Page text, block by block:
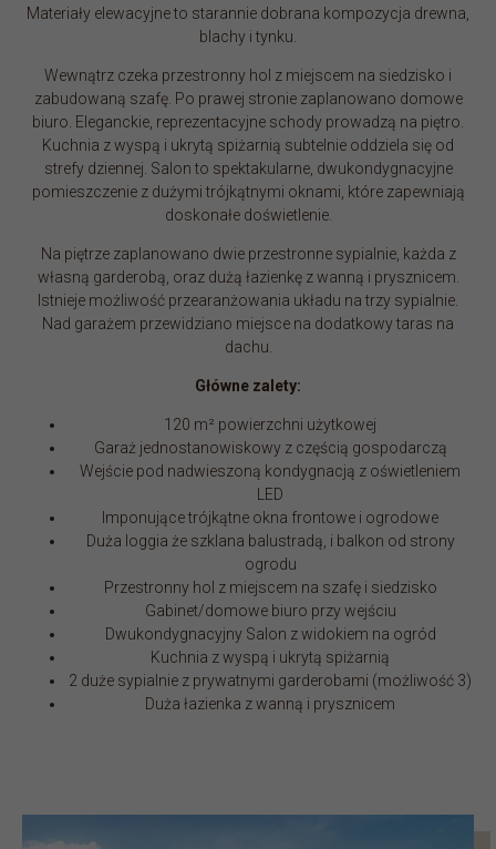
Materiały elewacyjne to starannie dobrana kompozycja drewna,
blachy i tynku.
Wewnątrz czeka przestronny hol z miejscem na siedzisko i
zabudowaną szafę. Po prawej stronie zaplanowano domowe
biuro. Eleganckie, reprezentacyjne schody prowadzą na piętro.
Kuchnia z wyspą i ukrytą spiżarnią subtelnie oddziela się od
strefy dziennej. Salon to spektakularne, dwukondygnacyjne
pomieszczenie z dużymi trójkątnymi oknami, które zapewniają
doskonałe doświetlenie.
Na piętrze zaplanowano dwie przestronne sypialnie, każda z
własną garderobą, oraz dużą łazienkę z wanną i prysznicem.
Istnieje możliwość przearanżowania układu na trzy sypialnie.
Nad garażem przewidziano miejsce na dodatkowy taras na
dachu.
Główne zalety:
120 m² powierzchni użytkowej
Garaż jednostanowiskowy z częścią gospodarczą
Wejście pod nadwieszoną kondygnacją z oświetleniem
LED
Imponujące trójkątne okna frontowe i ogrodowe
Duża loggia że szklana balustradą, i balkon od strony
ogrodu
Przestronny hol z miejscem na szafę i siedzisko
Gabinet/domowe biuro przy wejściu
Dwukondygnacyjny Salon z widokiem na ogród
Kuchnia z wyspą i ukrytą spiżarnią
2 duże sypialnie z prywatnymi garderobami (możliwość 3)
Duża łazienka z wanną i prysznicem